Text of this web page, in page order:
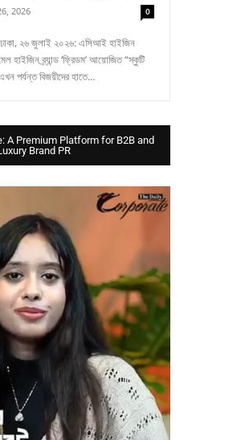
2026 0
হাইজিন ব্র্যান্ড ‘ফ্রিডম’ আয়োজিত “স্কুটি
পর্যন্ত বিজয়ীদের হাতে...
A Premium Platform for B2B and
Brand PR